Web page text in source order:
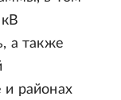
а также
и районах